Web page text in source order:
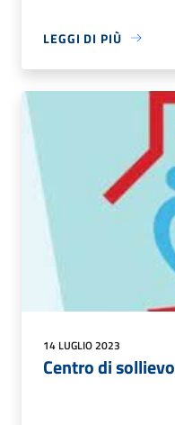
LEGGI DI PIÙ
14 LUGLIO 2023
Centro di sollievo